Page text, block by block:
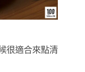
很適合來點清